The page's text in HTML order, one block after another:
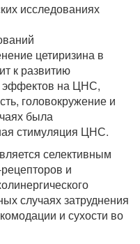
исследованиях
цетиризина в
к развитию
эффектов на ЦНС,
головокружение и
была
стимуляция ЦНС.
селективным
и
случаях затруднения
и сухости во